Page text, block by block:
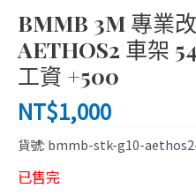
BMMB 3M 專業
AETHOS2 車架
工資 +500
NT$1,000
貨號: bmmb-stk-g10-
已售完